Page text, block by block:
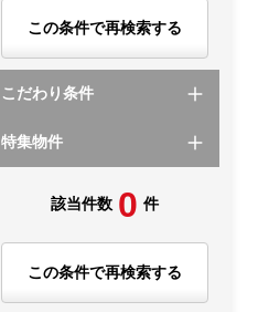
この条件で再検索する
こだわり条件
特集物件
該当件数 0 件
この条件で再検索する